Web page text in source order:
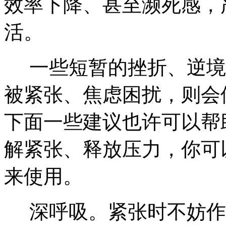
效率下降、甚至濒死感
活。
一些短暂的挫折、逆
被紧张、焦虑困扰，则
下面一些建议也许可以
解紧张、释放压力，你
来使用。
深呼吸。紧张时不妨